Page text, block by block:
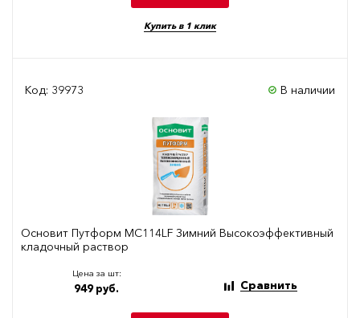
Купить в 1 клик
Код: 39973 В наличии
Основит Путформ МС114LF Зимний Высокоэффективный
кладочный раствор
Цена за шт:
949 руб. Сравнить